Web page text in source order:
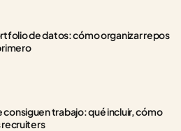
de datos: cómo organizar repos
trabajo: qué incluir, cómo
recruiters